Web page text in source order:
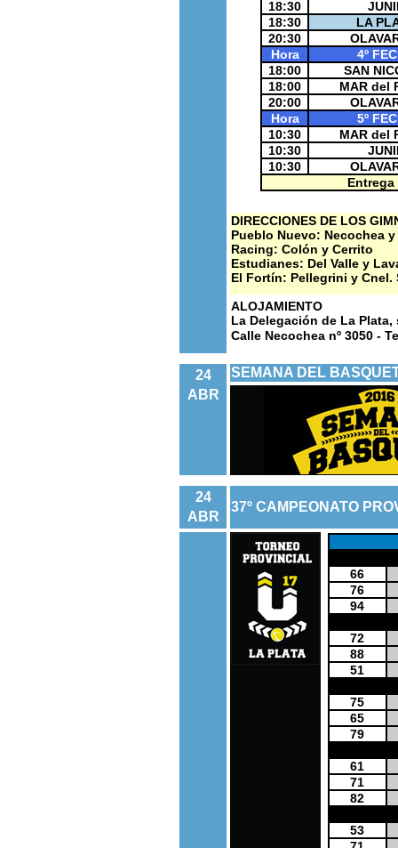
18:30
18:30
LA
20:30
Hora
4º
18:00
SAN
18:00
MAR del
20:00
Hora
5º
10:30
MAR del
10:30
10:30
DIRECCIONES DE LOS
Pueblo Nuevo: Necochea
Racing: Colón y Cerrito
Estudianes: Del Valle y
El Fortín: Pellegrini y Cnel.
ALOJAMIENTO
La Delegación de La
Calle Necochea nº 3050 -
24
ABR
SEMANA DEL
24
ABR
37º CAMPEONATO
66
76
94
72
88
51
75
65
79
61
71
82
53